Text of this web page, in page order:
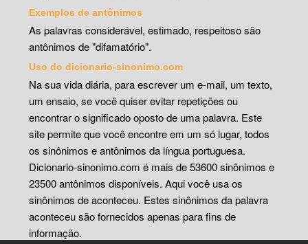
Exemplos de antônimos
As palavras considerável, estimado, respeitoso são
antônimos de "difamatório".
Uso do dicionario-sinonimo.com
Na sua vida diária, para escrever um e-mail, um texto,
um ensaio, se você quiser evitar repetições ou
encontrar o significado oposto de uma palavra. Este
site permite que você encontre em um só lugar, todos
os sinônimos e antônimos da língua portuguesa.
Dicionario-sinonimo.com é mais de 53600 sinônimos e
23500 antônimos disponíveis. Aqui você usa os
sinônimos de aconteceu. Estes sinônimos da palavra
aconteceu são fornecidos apenas para fins de
informação.